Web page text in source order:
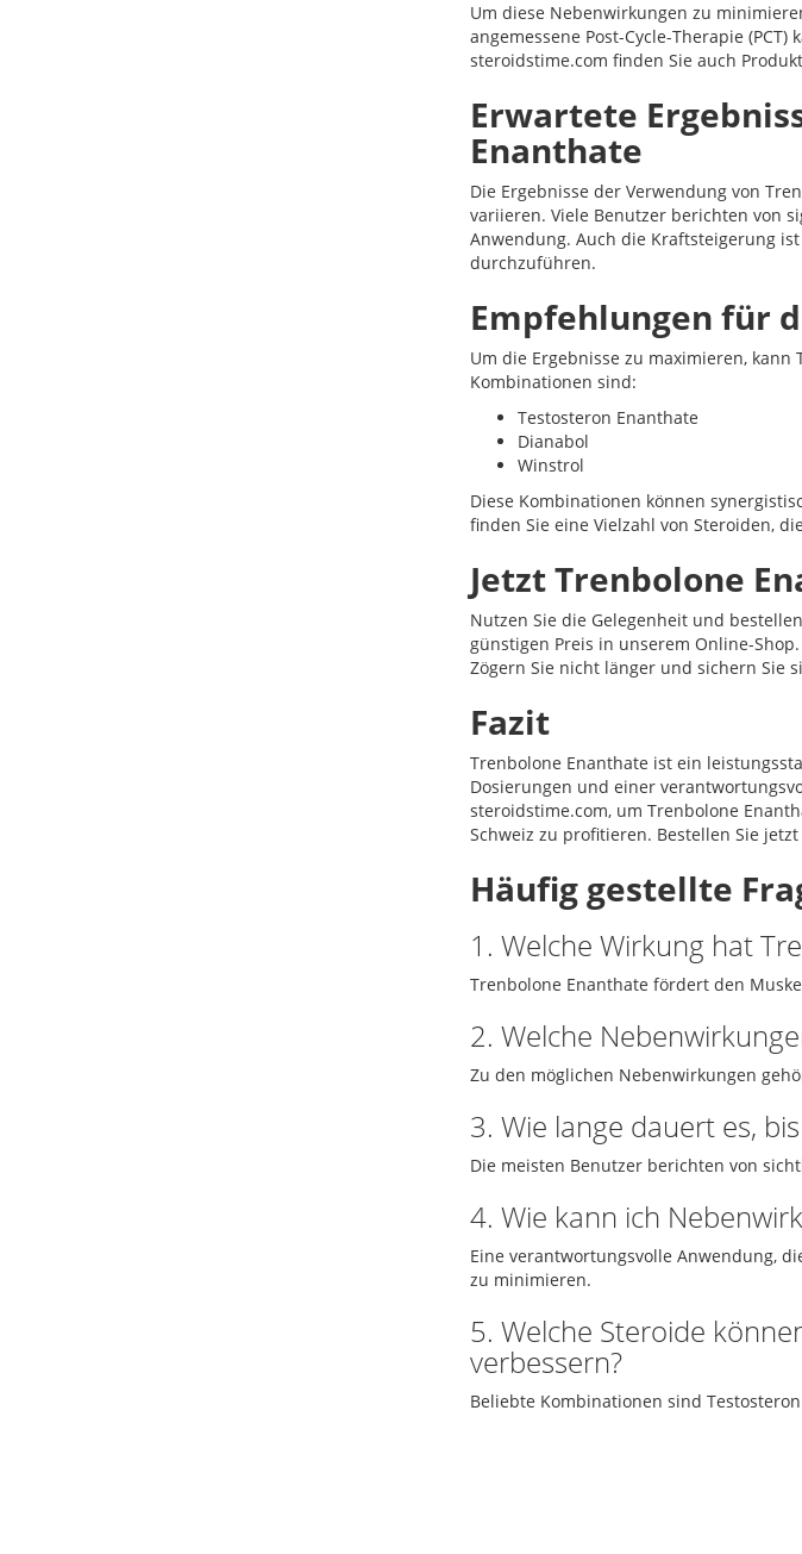
Um diese Nebenwirkungen zu
angemessene Post-Cycle-Therapie
steroidstime.com finden Sie auch
Erwartete
Enanthate
Die Ergebnisse der Verwendung von
variieren. Viele Benutzer berichten von
Anwendung. Auch die Kraftsteigerung
durchzuführen.
Empfehlungen für
Um die Ergebnisse zu maximieren,
Kombinationen sind:
Testosteron Enanthate
Dianabol
Winstrol
Diese Kombinationen können
finden Sie eine Vielzahl von Steroiden,
Jetzt Trenbolone
Nutzen Sie die Gelegenheit und
günstigen Preis in unserem Online-
Zögern Sie nicht länger und sichern Sie
Fazit
Trenbolone Enanthate ist ein
Dosierungen und einer
steroidstime.com, um Trenbolone
Schweiz zu profitieren. Bestellen Sie
Häufig gestellte
1. Welche Wirkung hat
Trenbolone Enanthate fördert den
2. Welche
Zu den möglichen Nebenwirkungen
3. Wie lange dauert es,
Die meisten Benutzer berichten von
4. Wie kann ich
Eine verantwortungsvolle Anwendung,
zu minimieren.
5. Welche Steroide
verbessern?
Beliebte Kombinationen sind